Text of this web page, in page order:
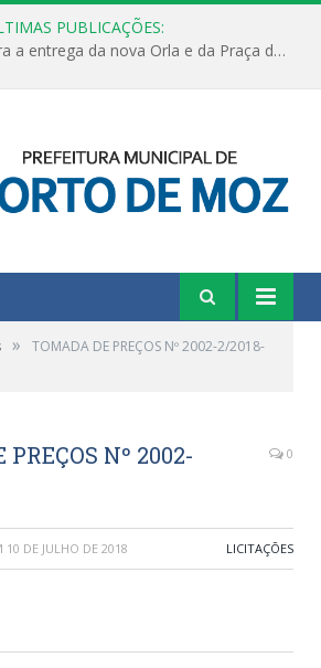
PUBLICAÇÕES:
Últimos detalhes para a entrega da nova Orla e da Praça do Praião
»
TOMADA DE PREÇOS Nº 2002-2/2018-
Nº 2002-
0
10 DE JULHO DE 2018 LICITAÇÕES